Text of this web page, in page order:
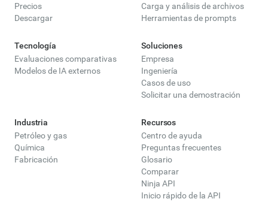
Precios
Descargar
Carga y análisis de archivos
Herramientas de prompts
Tecnología
Evaluaciones comparativas
Modelos de IA externos
Soluciones
Empresa
Ingeniería
Casos de uso
Solicitar una demostración
Industria
Petróleo y gas
Química
Fabricación
Recursos
Centro de ayuda
Preguntas frecuentes
Glosario
Comparar
Ninja API
Inicio rápido de la API